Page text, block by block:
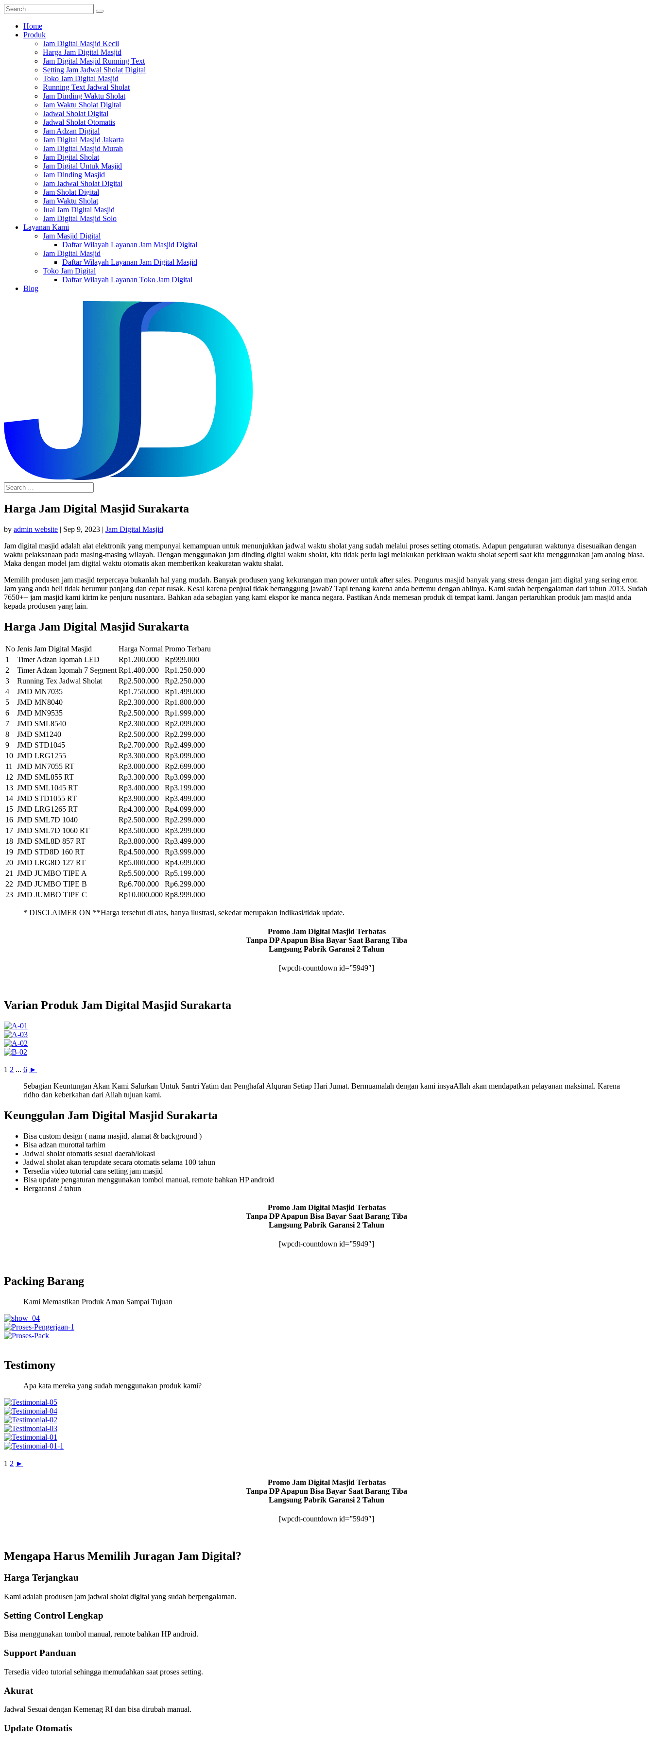
Home
Produk
Jam Digital Masjid Kecil
Harga Jam Digital Masjid
Jam Digital Masjid Running Text
Setting Jam Jadwal Sholat Digital
Toko Jam Digital Masjid
Running Text Jadwal Sholat
Jam Dinding Waktu Sholat
Jam Waktu Sholat Digital
Jadwal Sholat Digital
Jadwal Sholat Otomatis
Jam Adzan Digital
Jam Digital Masjid Jakarta
Jam Digital Masjid Murah
Jam Digital Sholat
Jam Digital Untuk Masjid
Jam Dinding Masjid
Jam Jadwal Sholat Digital
Jam Sholat Digital
Jam Waktu Sholat
Jual Jam Digital Masjid
Jam Digital Masjid Solo
Layanan Kami
Jam Masjid Digital
Daftar Wilayah Layanan Jam Masjid Digital
Jam Digital Masjid
Daftar Wilayah Layanan Jam Digital Masjid
Toko Jam Digital
Daftar Wilayah Layanan Toko Jam Digital
Blog
Harga Jam Digital Masjid Surakarta
by admin website | Sep 9, 2023 | Jam Digital Masjid
Jam digital masjid adalah alat elektronik yang mempunyai kemampuan untuk menunjukkan jadwal waktu sholat yang sudah melalui proses setting otomatis. Adapun pengaturan waktunya disesuaikan dengan
waktu pelaksanaan pada masing-masing wilayah. Dengan menggunakan jam dinding digital waktu sholat, kita tidak perlu lagi melakukan perkiraan waktu sholat seperti saat kita menggunakan jam analog biasa.
Maka dengan model jam digital waktu otomatis akan memberikan keakuratan waktu shalat.
Memilih produsen jam masjid terpercaya bukanlah hal yang mudah. Banyak produsen yang kekurangan man power untuk after sales. Pengurus masjid banyak yang stress dengan jam digital yang sering error.
Jam yang anda beli tidak berumur panjang dan cepat rusak. Kesal karena penjual tidak bertanggung jawab? Tapi tenang karena anda bertemu dengan ahlinya. Kami sudah berpengalaman dari tahun 2013. Sudah
7650++ jam masjid kami kirim ke penjuru nusantara. Bahkan ada sebagian yang kami ekspor ke manca negara. Pastikan Anda memesan produk di tempat kami. Jangan pertaruhkan produk jam masjid anda
kepada produsen yang lain.
Harga Jam Digital Masjid Surakarta
No Jenis Jam Digital Masjid Harga Normal Promo Terbaru
1
Timer Adzan Iqomah LED Rp1.200.000
Rp999.000
2
Timer Adzan Iqomah 7 Segment Rp1.400.000
Rp1.250.000
3
Running Tex Jadwal Sholat Rp2.500.000
Rp2.250.000
4
JMD MN7035 Rp1.750.000
Rp1.499.000
5
JMD MN8040 Rp2.300.000
Rp1.800.000
6
JMD MN9535 Rp2.500.000
Rp1.999.000
7
JMD SML8540 Rp2.300.000
Rp2.099.000
8
JMD SM1240 Rp2.500.000
Rp2.299.000
9
JMD STD1045 Rp2.700.000
Rp2.499.000
10 JMD LRG1255 Rp3.300.000
Rp3.099.000
11
JMD MN7055 RT Rp3.000.000
Rp2.699.000
12 JMD SML855 RT Rp3.300.000
Rp3.099.000
13 JMD SML1045 RT Rp3.400.000
Rp3.199.000
14 JMD STD1055 RT Rp3.900.000
Rp3.499.000
15 JMD LRG1265 RT Rp4.300.000
Rp4.099.000
16 JMD SML7D 1040 Rp2.500.000
Rp2.299.000
17 JMD SML7D 1060 RT Rp3.500.000
Rp3.299.000
18 JMD SML8D 857 RT Rp3.800.000
Rp3.499.000
19 JMD STD8D 160 RT Rp4.500.000
Rp3.999.000
20 JMD LRG8D 127 RT Rp5.000.000
Rp4.699.000
21
JMD JUMBO TIPE A Rp5.500.000
Rp5.199.000
22 JMD JUMBO TIPE B Rp6.700.000
Rp6.299.000
23 JMD JUMBO TIPE C Rp10.000.000 Rp8.999.000
* DISCLAIMER ON **Harga tersebut di atas, hanya ilustrasi, sekedar merupakan indikasi/tidak update.
Promo Jam Digital Masjid Terbatas
Tanpa DP Apapun Bisa Bayar Saat Barang Tiba
Langsung Pabrik Garansi 2 Tahun
[wpcdt-countdown id=”5949″]
Varian Produk Jam Digital Masjid Surakarta
1 2 ... 6 ►
Sebagian Keuntungan Akan Kami Salurkan Untuk Santri Yatim dan Penghafal Alquran Setiap Hari Jumat. Bermuamalah dengan kami insyaAllah akan mendapatkan pelayanan maksimal. Karena
ridho dan keberkahan dari Allah tujuan kami.
Keunggulan Jam Digital Masjid Surakarta
Bisa custom design ( nama masjid, alamat & background )
Bisa adzan murottal tarhim
Jadwal sholat otomatis sesuai daerah/lokasi
Jadwal sholat akan terupdate secara otomatis selama 100 tahun
Tersedia video tutorial cara setting jam masjid
Bisa update pengaturan menggunakan tombol manual, remote bahkan HP android
Bergaransi 2 tahun
Promo Jam Digital Masjid Terbatas
Tanpa DP Apapun Bisa Bayar Saat Barang Tiba
Langsung Pabrik Garansi 2 Tahun
[wpcdt-countdown id=”5949″]
Packing Barang
Kami Memastikan Produk Aman Sampai Tujuan
Testimony
Apa kata mereka yang sudah menggunakan produk kami?
1 2 ►
Promo Jam Digital Masjid Terbatas
Tanpa DP Apapun Bisa Bayar Saat Barang Tiba
Langsung Pabrik Garansi 2 Tahun
[wpcdt-countdown id=”5949″]
Mengapa Harus Memilih Juragan Jam Digital?
Harga Terjangkau
Kami adalah produsen jam jadwal sholat digital yang sudah berpengalaman.
Setting Control Lengkap
Bisa menggunakan tombol manual, remote bahkan HP android.
Support Panduan
Tersedia video tutorial sehingga memudahkan saat proses setting.
Akurat
Jadwal Sesuai dengan Kemenag RI dan bisa dirubah manual.
Update Otomatis